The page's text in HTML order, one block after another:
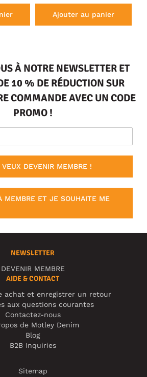
Ajouter au panier
À NOTRE NEWSLETTER ET
10 % DE RÉDUCTION SUR
COMMANDE AVEC UN CODE
PROMO !
DEVENIR MEMBRE !
MEMBRE ET JE SOUHAITE ME
NEWSLETTER
DEVENIR MEMBRE
AIDE & CONTACT
achat et enregistrer un retour
aux questions courantes
Contactez-nous
de Motley Denim
Blog
B2B Inquiries
Sitemap